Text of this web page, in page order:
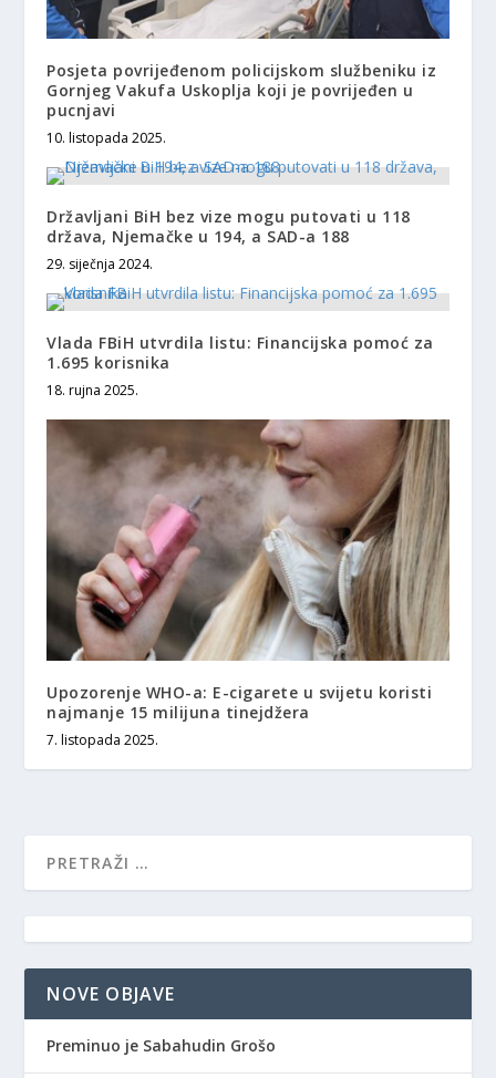
Posjeta povrijeđenom policijskom službeniku iz
Gornjeg Vakufa Uskoplja koji je povrijeđen u
pucnjavi
10. listopada 2025.
Državljani BiH bez vize mogu putovati u 118
država, Njemačke u 194, a SAD-a 188
29. siječnja 2024.
Vlada FBiH utvrdila listu: Financijska pomoć za
1.695 korisnika
18. rujna 2025.
Upozorenje WHO-a: E-cigarete u svijetu koristi
najmanje 15 milijuna tinejdžera
7. listopada 2025.
NOVE OBJAVE
Preminuo je Sabahudin Grošo